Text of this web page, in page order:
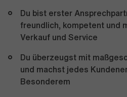
Du bist erster
freundlich, kompetent und
Verkauf und Service
Du überzeugst mit
und machst jedes
Besonderem